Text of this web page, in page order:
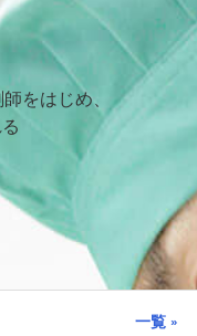
をはじめ、
一覧